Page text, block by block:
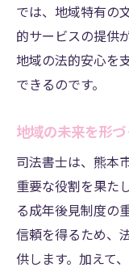
では、地域特有の
的サービスの提供
地域の法的安心を
できるのです。
地域の未来を形
司法書士は、熊本
重要な役割を果た
る成年後見制度の
信頼を得るため、
供します。加えて